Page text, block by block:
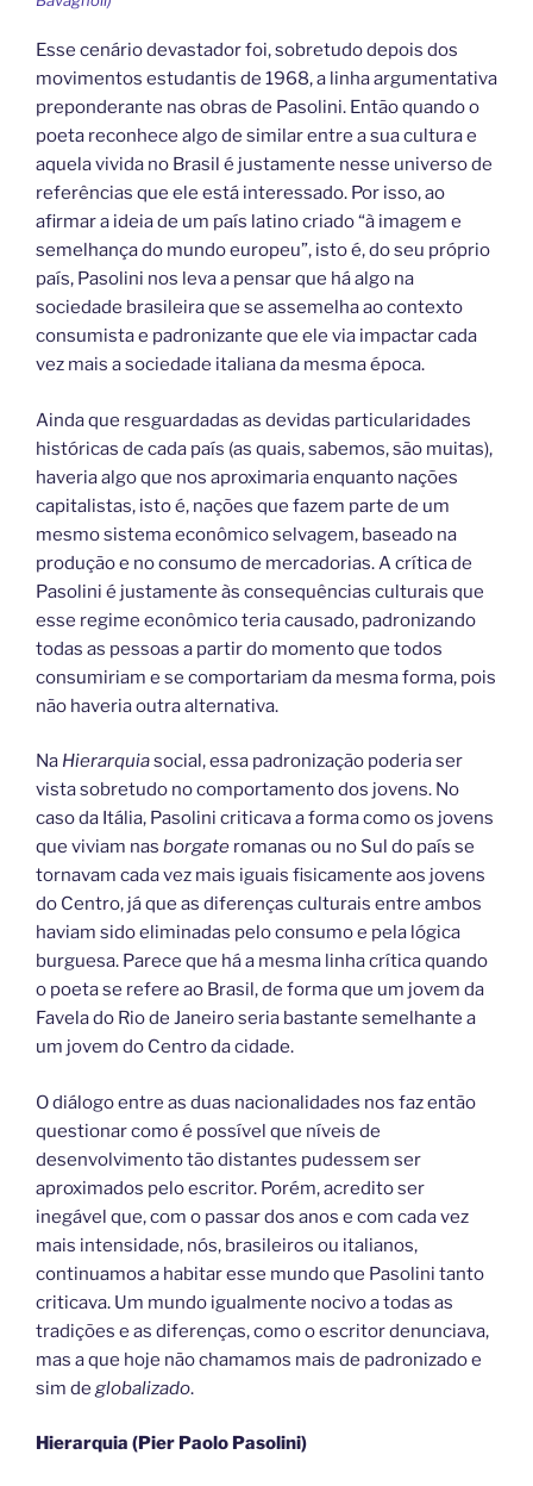
Esse cenário devastador foi, sobretudo depois dos
movimentos estudantis de 1968, a linha argumentativa
preponderante nas obras de Pasolini. Então quando o
poeta reconhece algo de similar entre a sua cultura e
aquela vivida no Brasil é justamente nesse universo de
referências que ele está interessado. Por isso, ao
afirmar a ideia de um país latino criado “à imagem e
semelhança do mundo europeu”, isto é, do seu próprio
país, Pasolini nos leva a pensar que há algo na
sociedade brasileira que se assemelha ao contexto
consumista e padronizante que ele via impactar cada
vez mais a sociedade italiana da mesma época.
Ainda que resguardadas as devidas particularidades
históricas de cada país (as quais, sabemos, são muitas),
haveria algo que nos aproximaria enquanto nações
capitalistas, isto é, nações que fazem parte de um
mesmo sistema econômico selvagem, baseado na
produção e no consumo de mercadorias. A crítica de
Pasolini é justamente às consequências culturais que
esse regime econômico teria causado, padronizando
todas as pessoas a partir do momento que todos
consumiriam e se comportariam da mesma forma, pois
não haveria outra alternativa.
Na Hierarquiasocial, essa padronização poderia ser
vista sobretudo no comportamento dos jovens. No
caso da Itália, Pasolini criticava a forma como os jovens
que viviam nas borgate romanas ou no Sul do país se
tornavam cada vez mais iguais fisicamente aos jovens
do Centro, já que as diferenças culturais entre ambos
haviam sido eliminadas pelo consumo e pela lógica
burguesa. Parece que há a mesma linha crítica quando
o poeta se refere ao Brasil, de forma que um jovem da
Favela do Rio de Janeiro seria bastante semelhante a
um jovem do Centro da cidade.
O diálogo entre as duas nacionalidades nos faz então
questionar como é possível que níveis de
desenvolvimento tão distantes pudessem ser
aproximados pelo escritor. Porém, acredito ser
inegável que, com o passar dos anos e com cada vez
mais intensidade, nós, brasileiros ou italianos,
continuamos a habitar esse mundo que Pasolini tanto
criticava. Um mundo igualmente nocivo a todas as
tradições e as diferenças, como o escritor denunciava,
mas a que hoje não chamamos mais de padronizado e
sim de globalizado.
Hierarquia (Pier Paolo Pasolini)